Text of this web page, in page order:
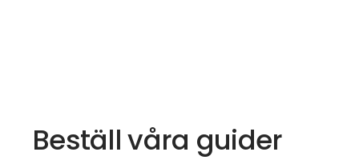
Beställ våra guider